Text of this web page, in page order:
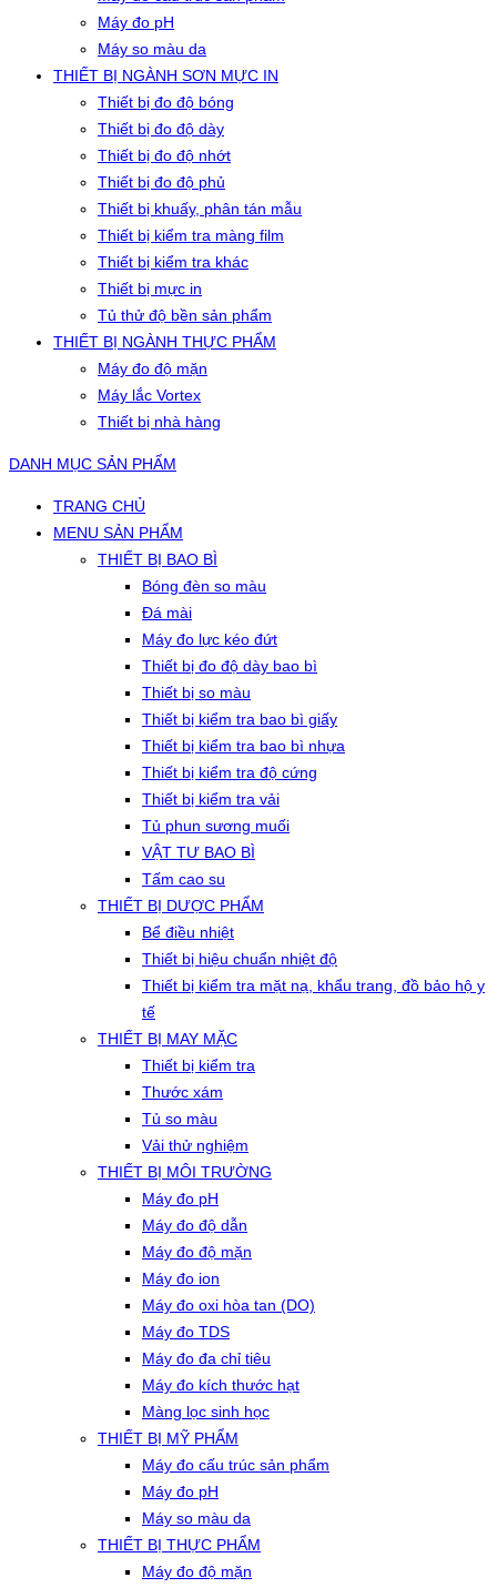
Máy đo pH
Máy so màu da
THIẾT BỊ NGÀNH SƠN MỰC IN
Thiết bị đo độ bóng
Thiết bị đo độ dày
Thiết bị đo độ nhớt
Thiết bị đo độ phủ
Thiết bị khuấy, phân tán mẫu
Thiết bị kiểm tra màng film
Thiết bị kiểm tra khác
Thiết bị mực in
Tủ thử độ bền sản phẩm
THIẾT BỊ NGÀNH THỰC PHẨM
Máy đo độ mặn
Máy lắc Vortex
Thiết bị nhà hàng
DANH MỤC SẢN PHẨM
TRANG CHỦ
MENU SẢN PHẨM
THIẾT BỊ BAO BÌ
Bóng đèn so màu
Đá mài
Máy đo lực kéo đứt
Thiết bị đo độ dày bao bì
Thiết bị so màu
Thiết bị kiểm tra bao bì giấy
Thiết bị kiểm tra bao bì nhựa
Thiết bị kiểm tra độ cứng
Thiết bị kiểm tra vải
Tủ phun sương muối
VẬT TƯ BAO BÌ
Tấm cao su
THIẾT BỊ DƯỢC PHẨM
Bể điều nhiệt
Thiết bị hiệu chuẩn nhiệt độ
Thiết bị kiểm tra mặt nạ, khẩu trang, đồ bảo hộ y
tế
THIẾT BỊ MAY MẶC
Thiết bị kiểm tra
Thước xám
Tủ so màu
Vải thử nghiệm
THIẾT BỊ MÔI TRƯỜNG
Máy đo pH
Máy đo độ dẫn
Máy đo độ mặn
Máy đo ion
Máy đo oxi hòa tan (DO)
Máy đo TDS
Máy đo đa chỉ tiêu
Máy đo kích thước hạt
Màng lọc sinh học
THIẾT BỊ MỸ PHẨM
Máy đo cấu trúc sản phẩm
Máy đo pH
Máy so màu da
THIẾT BỊ THỰC PHẨM
Máy đo độ mặn